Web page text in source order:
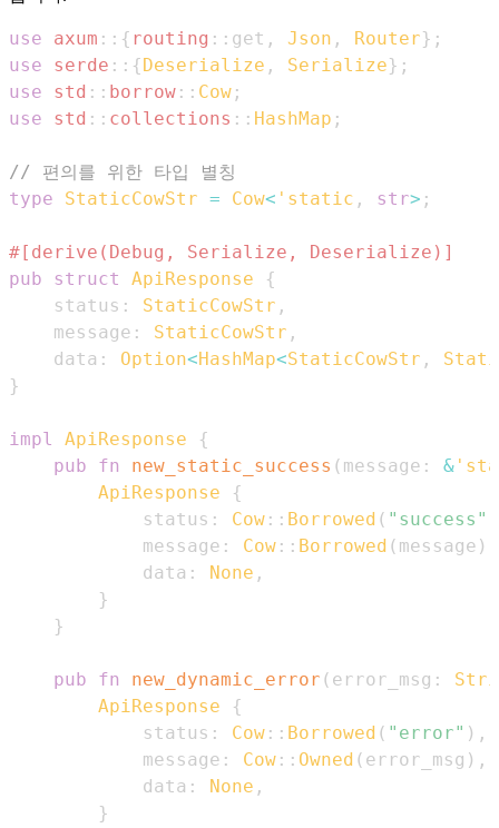
use axum :: { routing :: get , Json , Router} ;
use
serde :: { Deserialize , Serialize} ;
use
std :: borrow :: Cow ;
use
std :: collections :: HashMap ;
// 편의를 위한 타입 별칭
type
StaticCowStr = Cow< 'static , str> ;
#[derive(Debug, Serialize, Deserialize)]
pub
struct ApiResponse
{
    status
: StaticCowStr ,
    message
: StaticCowStr ,
    data
: Option<HashMap<StaticCowStr ,
}
impl ApiResponse
{
pub
fn new_static_success ( message : &
ApiResponse
{
            status
: Cow :: Borrowed ( "success"
            message
: Cow :: Borrowed ( message )
            data
: None ,
}
}
pub fn new_dynamic_error ( error_msg :
ApiResponse
{
            status
: Cow :: Borrowed ( "error" ) ,
            message
: Cow :: Owned ( error_msg ) ,
            data
: None ,
}